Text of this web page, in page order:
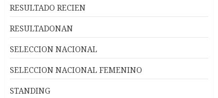
RESULTADO RECIEN
RESULTADONAN
SELECCION NACIONAL
SELECCION NACIONAL FEMENINO
STANDING